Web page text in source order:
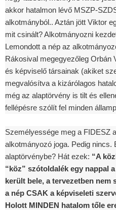
akkor hatalmon lévő MSZP-
alkotmányból.. Aztán jött Viktor
mit csinált? Alkotmányozni
Lemondott a nép az
Rákosival megegyezőleg Orbán
és képviselő társainak (akiket
megvalósítva a kizárólagos
még az alaptörvény is tilt és
fellépésre szólít fel minden
Személyessége meg a FIDESZ
alkotmányozó joga. Pedig nincs.
alaptörvénybe? Hát ezek: “A
“köz” szótoldalék egy nappal
került bele, a tervezetben nem
a nép CSAK a képviseleti
Holott MINDEN hatalom tőle